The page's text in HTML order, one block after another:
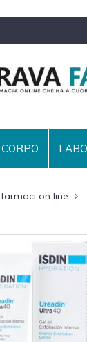
CORPO
farmaci on line